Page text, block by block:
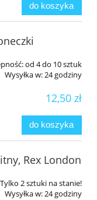
do koszyka
od 4 do 10 sztuk
Wysyłka w:24 godziny
12,50 zł
do koszyka
Rex London
Tylko 2 sztuki na stanie!
Wysyłka w:24 godziny